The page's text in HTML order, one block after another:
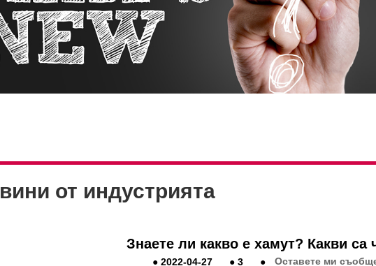
от индустрията
Знаете ли какво е хамут? Какви са
●2022-04-27 ●3 ● Оставете ми